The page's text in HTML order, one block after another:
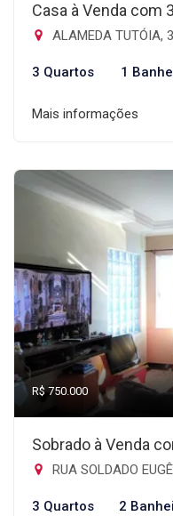
Casa à Venda com
ALAMEDA TUTÓIA,
3 Quartos 1
Mais informações
R$ 750.000
Sobrado à Venda
RUA SOLDADO EUGÊNIO
3 Quartos 2